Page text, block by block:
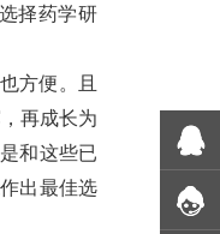
择药学研
方便。且
再成长为
和这些已
出最佳选